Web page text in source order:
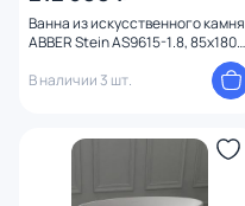
Ванна из искусственного камня
ABBER Stein AS9615-1.8, 85x180
В наличии 3 шт.